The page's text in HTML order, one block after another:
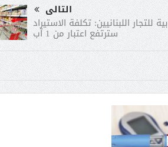
التالى
للتجار اللبنانيين: تكلفة الاستيراد
سترتفع اعتبار من 1 آب